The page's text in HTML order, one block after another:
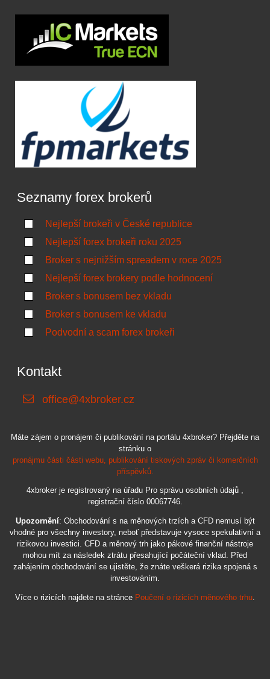
Seznamy forex brokerů
Nejlepší brokeři v České republice
Nejlepší forex brokeři roku 2025
Broker s nejnižším spreadem v roce 2025
Nejlepší forex brokery podle hodnocení
Broker s bonusem bez vkladu
Broker s bonusem ke vkladu
Podvodní a scam forex brokeři
Kontakt
office@4xbroker.cz
Máte zájem o pronájem či publikování na portálu 4xbroker? Přejděte na
stránku o
pronájmu části části webu, publikování tiskových zpráv či komerčních
příspěvků.
4xbroker je registrovaný na úřadu Pro správu osobních údajů ,
registrační číslo 00067746.
Upozornění: Obchodování s na měnových trzích a CFD nemusí být
vhodné pro všechny investory, neboť představuje vysoce spekulativní a
rizikovou investici. CFD a měnový trh jako pákové finanční nástroje
mohou mít za následek ztrátu přesahující počáteční vklad. Před
zahájením obchodování se ujistěte, že znáte veškerá rizika spojená s
investováním.
Více o rizicích najdete na stránce Poučení o rizicích měnového trhu.